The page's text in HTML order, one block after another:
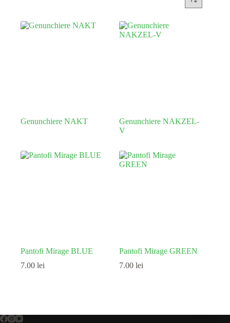
Genunchiere NAKT
Genunchiere NAKZEL-
V
Pantofi Mirage BLUE
7.00 lei
Pantofi Mirage GREEN
7.00lei